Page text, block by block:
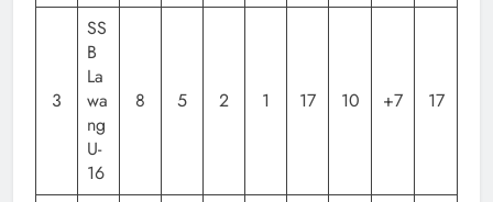
3
SS
B
La
wa
ng
U-
16
8 5 2 1 17 10 +7 17